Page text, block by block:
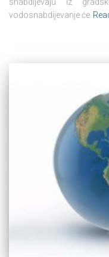
vodosnabdijevanje će